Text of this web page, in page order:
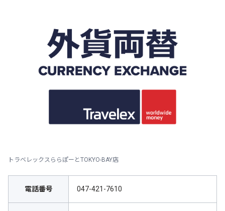
トラベレックスららぽーとTOKYO-BAY店
電話番号 047-421-7610